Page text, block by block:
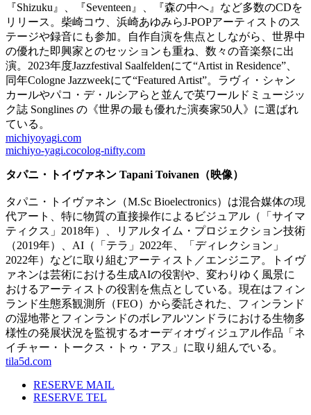
『Shizuku』、『Seventeen』、『森の中へ』など多数のCDを
リリース。柴崎コウ、浜崎あゆみらJ-POPアーティストのス
テージや録音にも参加。自作自演を焦点としながら、世界中
の優れた即興家とのセッションも重ね、数々の音楽祭に出
演。2023年度Jazzfestival Saalfeldenにて“Artist in Residence”、
同年Cologne Jazzweekにて“Featured Artist”。ラヴィ・シャン
カールやパコ・デ・ルシアらと並んで英ワールドミュージッ
ク誌 Songlines の《世界の最も優れた演奏家50人》に選ばれ
ている。
michiyoyagi.com
michiyo-yagi.cocolog-nifty.com
タパニ・トイヴァネン Tapani Toivanen（映像）
タパニ・トイヴァネン（M.Sc Bioelectronics）は混合媒体の現
代アート、特に物質の直接操作によるビジュアル（「サイマ
ティクス」2018年）、リアルタイム・プロジェクション技術
（2019年）、AI（「テラ」2022年、「ディレクション」
2022年）などに取り組むアーティスト／エンジニア。トイヴ
ァネンは芸術における生成AIの役割や、変わりゆく風景に
おけるアーティストの役割を焦点としている。現在はフィン
ランド生態系観測所（FEO）から委託された、フィンランド
の湿地帯とフィンランドのボレアルツンドラにおける生物多
様性の発展状況を監視するオーディオヴィジュアル作品「ネ
イチャー・トークス・トゥ・アス」に取り組んでいる。
tila5d.com
RESERVE MAIL
RESERVE TEL